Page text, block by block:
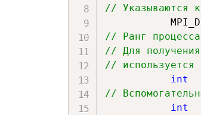
// Указываются
// Ранг
// Для
// используется
int
//
int